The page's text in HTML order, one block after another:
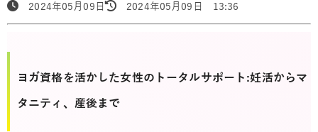
2024年05月09日 2024年05月09日 13:36
ヨガ資格を活かした女性のトータルサポート:妊活からマ
タニティ、産後まで